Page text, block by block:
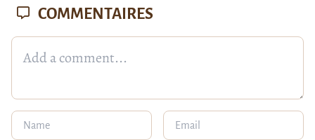
COMMENTAIRES